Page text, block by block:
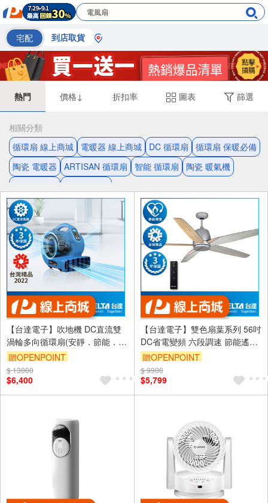
宅配 到店取貨
熱門 價格↓ 折扣率 圖表 篩選
相關分類
循環扇 線上商城
電暖器 線上商城 DC 循環扇
循環扇 保暖必備
陶瓷 電暖器
ARTISAN 循環扇 智能 循環扇
陶瓷 暖氣機
【台達電子】吹地機 DC直流雙
渦輪多向循環扇(安靜．節能．大
風量)
贈OPENPOINT
訂單滿999享9折
$ 13000
$6,400
【台達電子】雙色扇葉系列 56吋
DC省電變頻 六段調速 節能遙控
吊扇 (VCA565LT-HEWN)
贈OPENPOINT
訂單滿999享9折
$ 9900
$5,799